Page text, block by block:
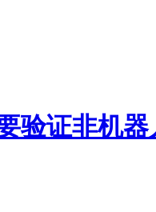
验证非机器